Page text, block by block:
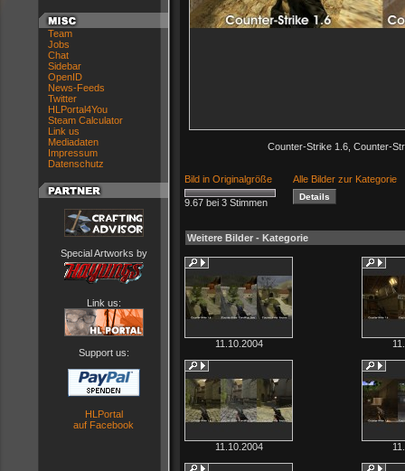
Team
Jobs
Chat
Sidebar
OpenID
News-Feeds
Twitter
HLPortal4You
Steam Calculator
Link us
Mediadaten
Impressum
Datenschutz
Special Artworks by
Link us:
Support us:
HLPortal
auf Facebook
Counter-Strike 1.6, Counter-
Bild in Originalgröße Alle Bilder zur Kategorie
9.67 bei 3 Stimmen
Weitere Bilder - Kategorie
11.10.2004
11.10.2004